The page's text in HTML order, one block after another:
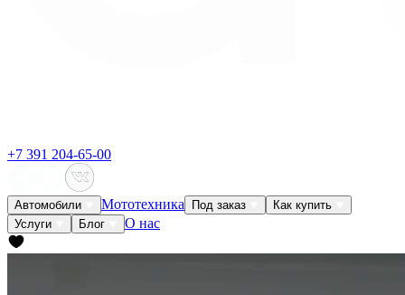
+7 391 204-65-00
Автомобили Мототехника Под заказ
Как купить
Услуги
Блог О нас